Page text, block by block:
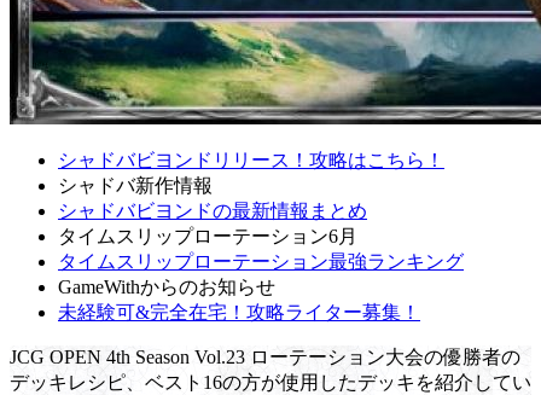
シャドバビヨンドリリース！攻略はこちら！
シャドバ新作情報
シャドバビヨンドの最新情報まとめ
タイムスリップローテーション6月
タイムスリップローテーション最強ランキング
GameWithからのお知らせ
未経験可&完全在宅！攻略ライター募集！
JCG OPEN 4th Season Vol.23 ローテーション大会の優勝者の
デッキレシピ、ベスト16の方が使用したデッキを紹介してい